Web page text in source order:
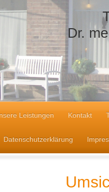
Dr.
Leistungen Kontakt
Datenschutzerklärung